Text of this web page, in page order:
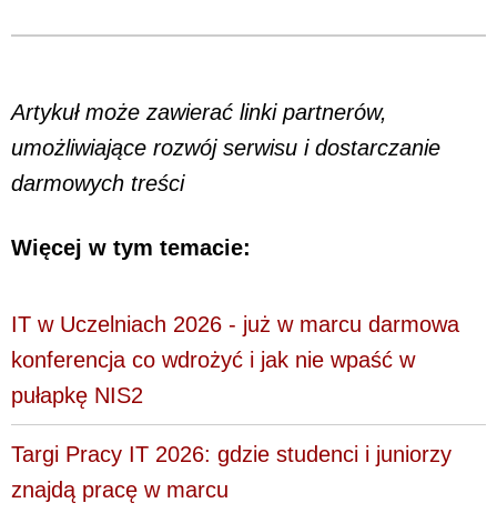
Artykuł może zawierać linki partnerów,
umożliwiające rozwój serwisu i dostarczanie
darmowych treści
Więcej w tym temacie:
IT w Uczelniach 2026 - już w marcu darmowa
konferencja co wdrożyć i jak nie wpaść w
pułapkę NIS2
Targi Pracy IT 2026: gdzie studenci i juniorzy
znajdą pracę w marcu